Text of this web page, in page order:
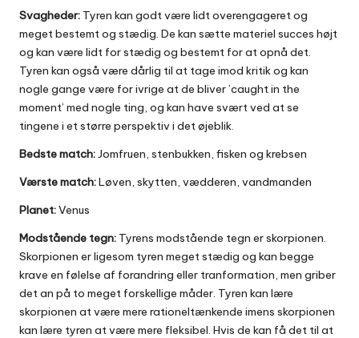
Svagheder: Tyren kan godt være lidt overengageret og
meget bestemt og stædig. De kan sætte materiel succes højt
og kan være lidt for stædig og bestemt for at opnå det.
Tyren kan også være dårlig til at tage imod kritik og kan
nogle gange være for ivrige at de bliver ’caught in the
moment’ med nogle ting, og kan have svært ved at se
tingene i et større perspektiv i det øjeblik.
Bedste match:Jomfruen, stenbukken, fisken og krebsen
Værste match:Løven, skytten, vædderen, vandmanden
Planet:Venus
Modstående tegn: Tyrens modstående tegn er skorpionen.
Skorpionen er ligesom tyren meget stædig og kan begge
krave en følelse af forandring eller tranformation, men griber
det an på to meget forskellige måder. Tyren kan lære
skorpionen at være mere rationeltænkende imens skorpionen
kan lære tyren at være mere fleksibel. Hvis de kan få det til at